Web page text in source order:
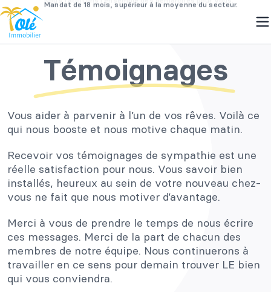
Témoignages
Vous aider à parvenir à l’un de vos rêves. Voilà ce
qui nous booste et nous motive chaque matin.
Recevoir vos témoignages de sympathie est une
réelle satisfaction pour nous. Vous savoir bien
installés, heureux au sein de votre nouveau chez-
vous ne fait que nous motiver d’avantage.
Merci à vous de prendre le temps de nous écrire
ces messages. Merci de la part de chacun des
membres de notre équipe. Nous continuerons à
travailler en ce sens pour demain trouver LE bien
qui vous conviendra.